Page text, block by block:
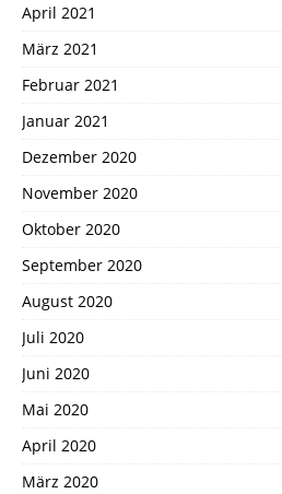
April 2021
März 2021
Februar 2021
Januar 2021
Dezember 2020
November 2020
Oktober 2020
September 2020
August 2020
Juli 2020
Juni 2020
Mai 2020
April 2020
März 2020